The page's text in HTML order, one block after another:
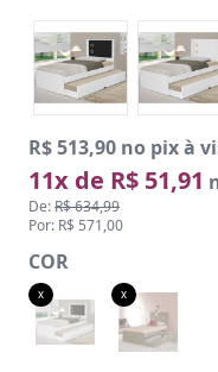
R$ 513,90 no pix à
11x de R$ 51,91
De:R$ 634,99
Por: R$ 571,00
COR
x x